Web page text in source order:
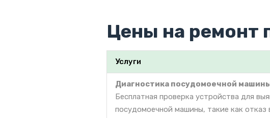
Цены на ремонт
Услуги
Диагностика посудомоечной
Бесплатная проверка устройства для
посудомоечной машины, такие как отказ